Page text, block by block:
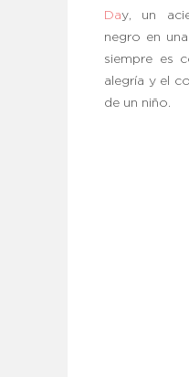
Day, un
negro en
siempre es
alegría y el
de un niño.